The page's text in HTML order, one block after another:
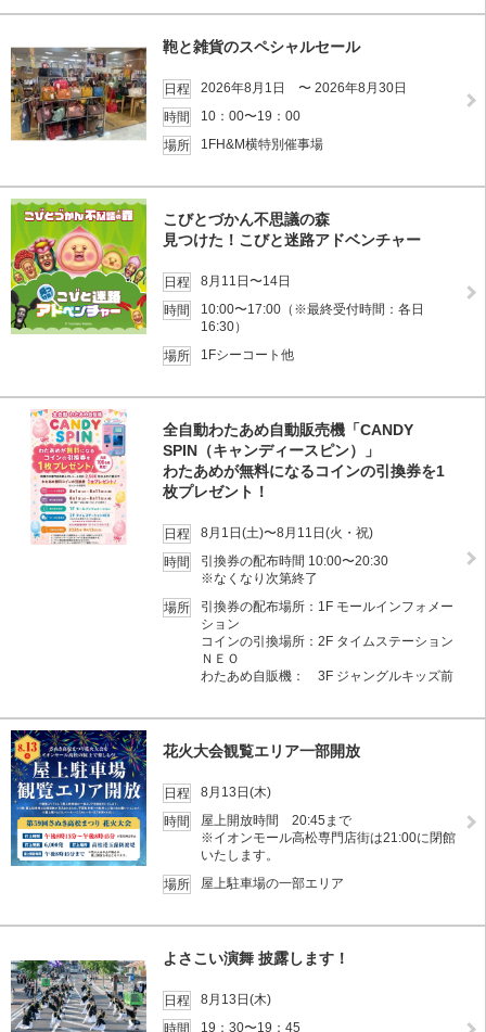
鞄と雑貨のスペシャルセール
日程
2026年8月1日 〜 2026年8月30日
時間
10：00〜19：00
場所
1FH&M横特別催事場
こびとづかん不思議の森
見つけた！こびと迷路アドベンチャー
日程
8月11日〜14日
時間
10:00〜17:00（※最終受付時間：各日
16:30）
場所
1Fシーコート他
全自動わたあめ自動販売機「CANDY
SPIN（キャンディースピン）」
わたあめが無料になるコインの引換券を1
枚プレゼント！
日程
8月1日(土)〜8月11日(火・祝)
時間
引換券の配布時間 10:00〜20:30
※なくなり次第終了
場所
引換券の配布場所：1F モールインフォメー
ション
コインの引換場所：2F タイムステーション
ＮＥＯ
わたあめ自販機： 3F ジャングルキッズ前
花火大会観覧エリア一部開放
日程
8月13日(木)
時間
屋上開放時間 20:45まで
※イオンモール高松専門店街は21:00に閉館
いたします。
場所
屋上駐車場の一部エリア
よさこい演舞 披露します！
日程
8月13日(木)
時間
19：30〜19：45